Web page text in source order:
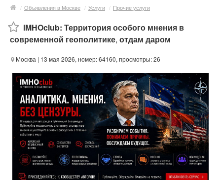
/ Объявления в Москве / Услуги / Прочие услуги
IMHOclub: Территория особого мнения в
современной геополитике, отдам даром
Москва | 13 мая 2026, номер: 64160, просмотры: 26